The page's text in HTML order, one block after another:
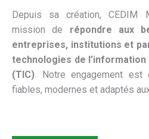
Depuis sa création, CEDIM
mission de répondre aux
entreprises, institutions et
technologies de
(TIC). Notre engagement
fiables, modernes et adaptés